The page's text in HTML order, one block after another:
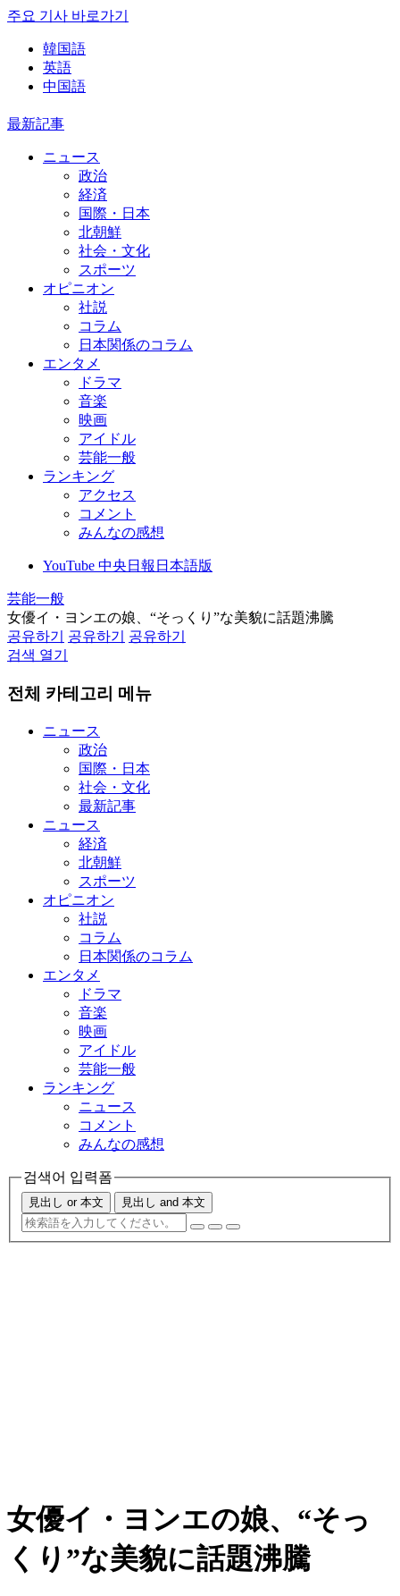
주요 기사 바로가기
韓国語
英語
中国語
最新記事
ニュース
政治
経済
国際・日本
北朝鮮
社会・文化
スポーツ
オピニオン
社説
コラム
日本関係のコラム
エンタメ
ドラマ
音楽
映画
アイドル
芸能一般
ランキング
アクセス
コメント
みんなの感想
YouTube 中央日報日本語版
芸能一般
女優イ・ヨンエの娘、“そっくり”な美貌に話題沸騰
공유하기
공유하기
공유하기
검색 열기
전체 카테고리 메뉴
ニュース
政治
国際・日本
社会・文化
最新記事
ニュース
経済
北朝鮮
スポーツ
オピニオン
社説
コラム
日本関係のコラム
エンタメ
ドラマ
音楽
映画
アイドル
芸能一般
ランキング
ニュース
コメント
みんなの感想
검색어 입력폼
見出し or 本文 見出し and 本文
女優イ・ヨンエの娘、“そっ
くり”な美貌に話題沸騰